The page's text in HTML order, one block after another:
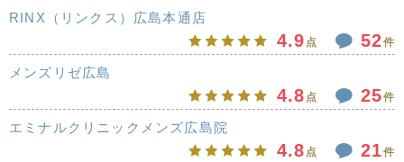
RINX（リンクス）広島本通店
4.9 点 52件
メンズリゼ広島
4.8 点 25件
エミナルクリニックメンズ広島院
4.8 点 21件